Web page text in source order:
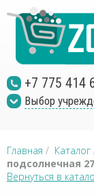
+7 775 414
Выбор
Главная / Каталог
подсолнечная
Вернуться в